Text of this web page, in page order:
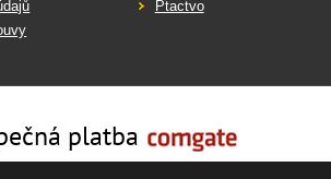
Ptactvo
platba